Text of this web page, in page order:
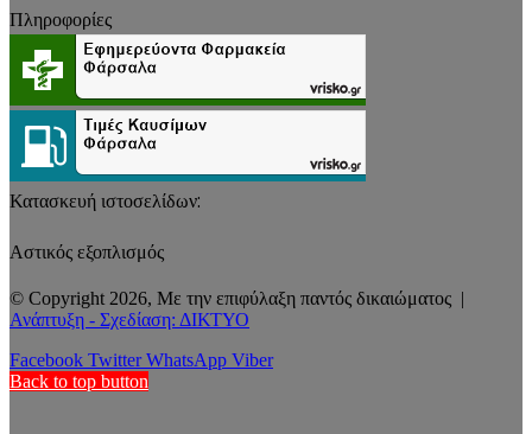
Πληροφορίες
Κατασκευή ιστοσελίδων:
Αστικός εξοπλισμός
© Copyright 2026, Με την επιφύλαξη παντός δικαιώματος |
Ανάπτυξη - Σχεδίαση: ΔΙΚΤΥΟ
Facebook Twitter WhatsApp Viber
Back to top button